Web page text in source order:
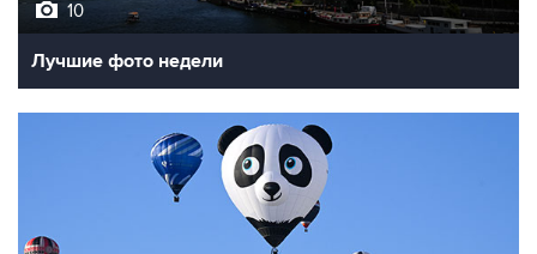
10
Лучшие фото недели